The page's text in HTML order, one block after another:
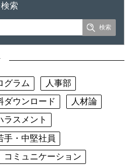
索
グラム
人事部
ダウンロード
人材論
ラスメント
手・中堅社員
コミュニケーション